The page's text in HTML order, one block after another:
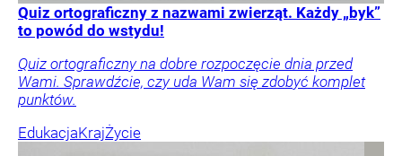
Quiz ortograficzny z nazwami zwierząt. Każdy „byk”
to powód do wstydu!
Quiz ortograficzny na dobre rozpoczęcie dnia przed
Wami. Sprawdźcie, czy uda Wam się zdobyć komplet
punktów.
EdukacjaKrajŻycie